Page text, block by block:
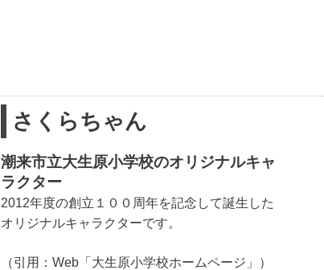
さくらちゃん
潮来市立大生原小学校のオリジナルキャ
ラクター
2012年度の創立１００周年を記念して誕生した
オリジナルキャラクターです。
（引用：Web「大生原小学校ホームページ」）